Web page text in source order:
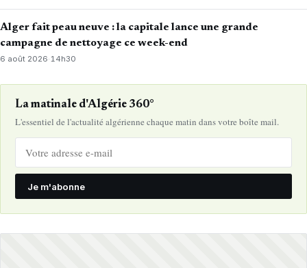
Alger fait peau neuve : la capitale lance une grande
campagne de nettoyage ce week-end
6 août 2026· 14h30
La matinale d'Algérie 360°
L'essentiel de l'actualité algérienne chaque matin dans votre boîte mail.
Je m'abonne